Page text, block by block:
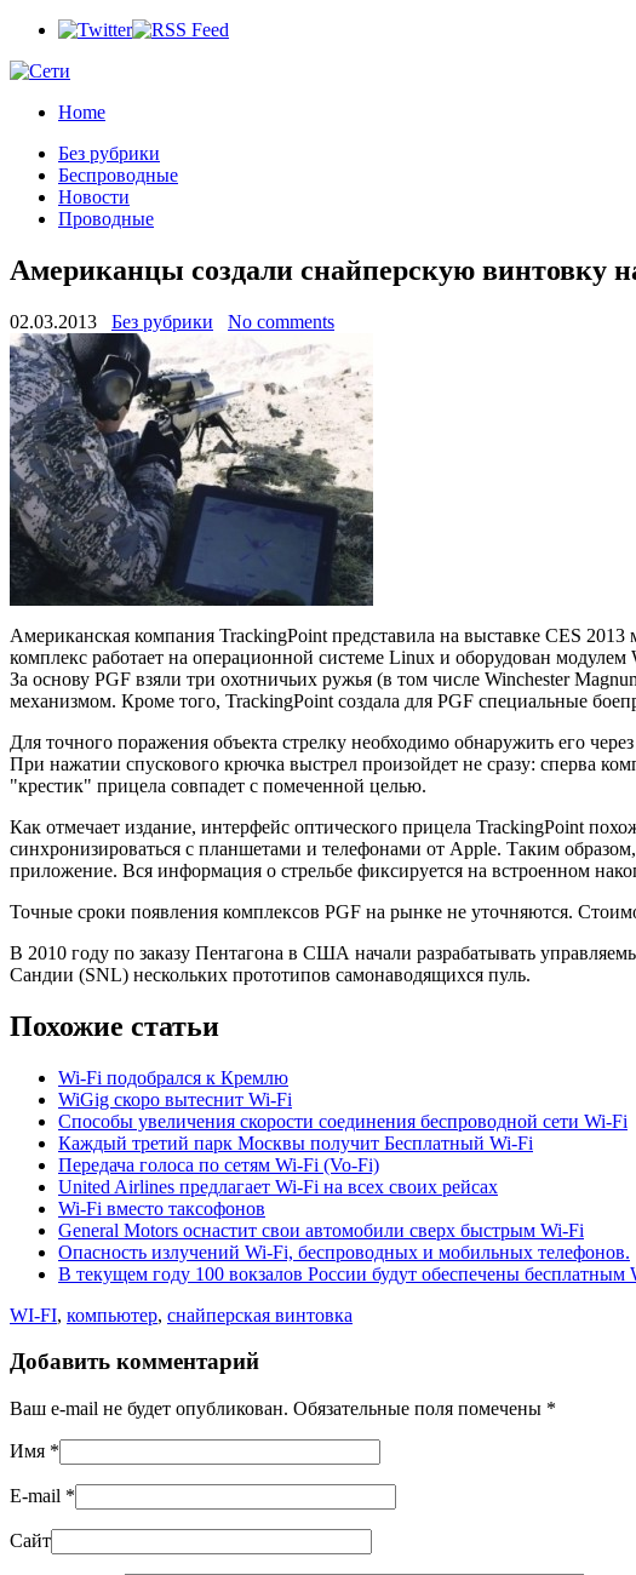
Home
Без рубрики
Беспроводные
Новости
Проводные
Американцы создали снайперскую винтовку
02.03.2013 Без рубрики No comments
Американская компания TrackingPoint представила на выставке CES
комплекс работает на операционной системе Linux и оборудован модулем
За основу PGF взяли три охотничьих ружья (в том числе Winchester
механизмом. Кроме того, TrackingPoint создала для PGF специальные
Для точного поражения объекта стрелку необходимо обнаружить его
При нажатии спускового крючка выстрел произойдет не сразу: сперва
"крестик" прицела совпадет с помеченной целью.
Как отмечает издание, интерфейс оптического прицела TrackingPoint
синхронизироваться с планшетами и телефонами от Apple. Таким
приложение. Вся информация о стрельбе фиксируется на встроенном
Точные сроки появления комплексов PGF на рынке не уточняются.
В 2010 году по заказу Пентагона в США начали разрабатывать
Сандии (SNL) нескольких прототипов самонаводящихся пуль.
Похожие статьи
Wi-Fi подобрался к Кремлю
WiGig скоро вытеснит Wi-Fi
Способы увеличения скорости соединения беспроводной сети Wi-Fi
Каждый третий парк Москвы получит Бесплатный Wi-Fi
Передача голоса по сетям Wi-Fi (Vo-Fi)
United Airlines предлагает Wi-Fi на всех своих рейсах
Wi-Fi вместо таксофонов
General Motors оснастит свои автомобили сверх быстрым Wi-Fi
Опасность излучений Wi-Fi, беспроводных и мобильных телефонов.
В текущем году 100 вокзалов России будут обеспечены бесплатным
WI-FI, компьютер, снайперская винтовка
Добавить комментарий
Ваш e-mail не будет опубликован. Обязательные поля помечены *
Имя *
E-mail *
Сайт